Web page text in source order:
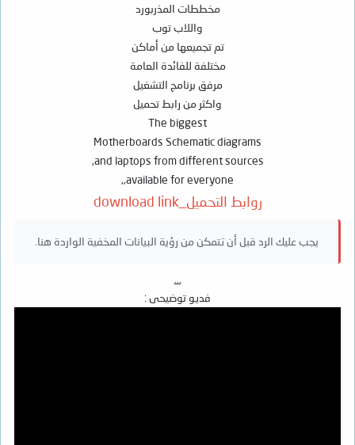
مخططات المذربورد
واللاب توب
تم تجميعها من أماكن
مختلفة للفائدة العامة
مرفق برنامج التشغيل
واكثر من رابط تحميل
The biggest
Motherboards Schematic diagrams
and laptops from different sources,
available for everyone,,
روابط التحميل_download link
يجب عليك الرد قبل أن تتمكن من رؤية البيانات المخفية الواردة هنا.
فديو توضيحى :